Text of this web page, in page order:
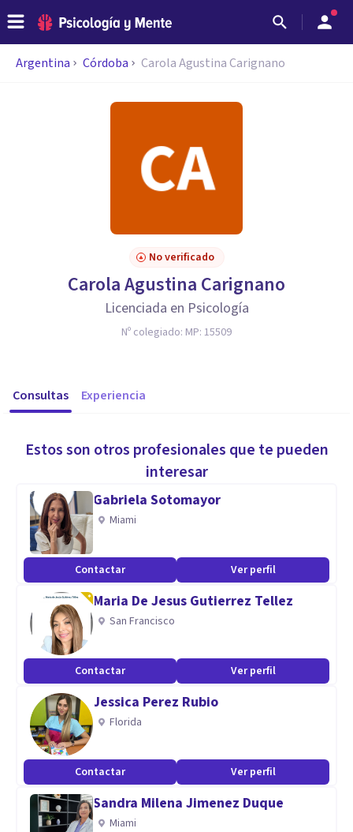
Argentina Córdoba Carola Agustina Carignano
No verificado
Carola Agustina Carignano
Licenciada en Psicología
Nº colegiado: MP: 15509
Consultas Experiencia
Estos son otros profesionales que te pueden
interesar
Gabriela Sotomayor
Miami
Contactar Ver perfil
Maria De Jesus Gutierrez Tellez
San Francisco
Contactar Ver perfil
Jessica Perez Rubio
Florida
Contactar Ver perfil
Sandra Milena Jimenez Duque
Miami